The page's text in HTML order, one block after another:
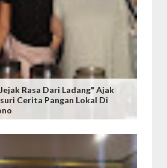
Rasa Dari Ladang" Ajak
Cerita Pangan Lokal Di